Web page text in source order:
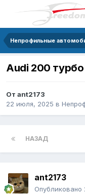
Непрофильные
Audi 200
От ant2173
22 июля, 2025 в
НАЗАД
ant2173
Опубликовано